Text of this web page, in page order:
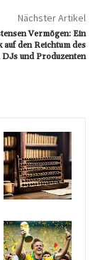
Nächster Artikel
Vermögen: Ein
auf den Reichtum des
und Produzenten